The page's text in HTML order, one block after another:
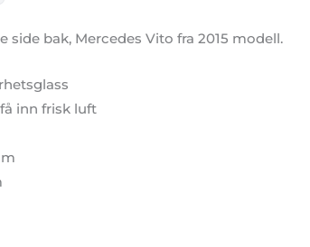
side bak, Mercedes Vito fra 2015 modell.
inn frisk luft